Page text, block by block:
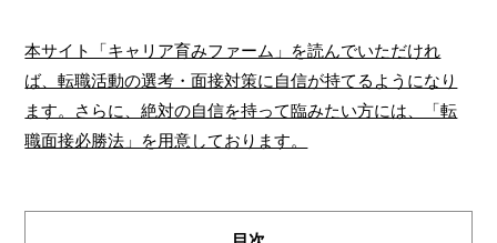
本サイト「キャリア育みファーム」を読んでいただけれ
ば、転職活動の選考・面接対策に自信が持てるようになり
ます。さらに、絶対の自信を持って臨みたい方には、「転
職面接必勝法」を用意しております。